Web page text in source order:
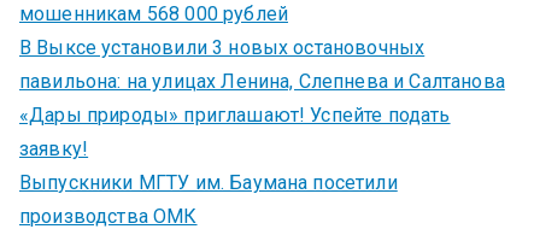
мошенникам 568 000 рублей
В Выксе установили 3 новых остановочных
павильона: на улицах Ленина, Слепнева и Салтанова
«Дары природы» приглашают! Успейте подать
заявку!
Выпускники МГТУ им. Баумана посетили
производства ОМК